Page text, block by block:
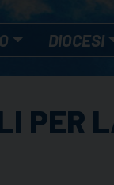
DIOCESI
PER